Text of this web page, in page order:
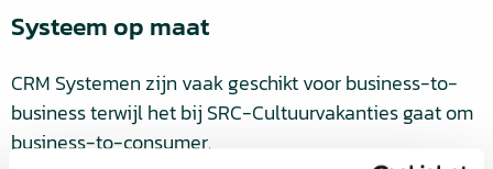
Systeem op maat
CRM Systemen zijn vaak geschikt voor business-to-
business terwijl het bij SRC-Cultuurvakanties gaat om
business-to-consumer.